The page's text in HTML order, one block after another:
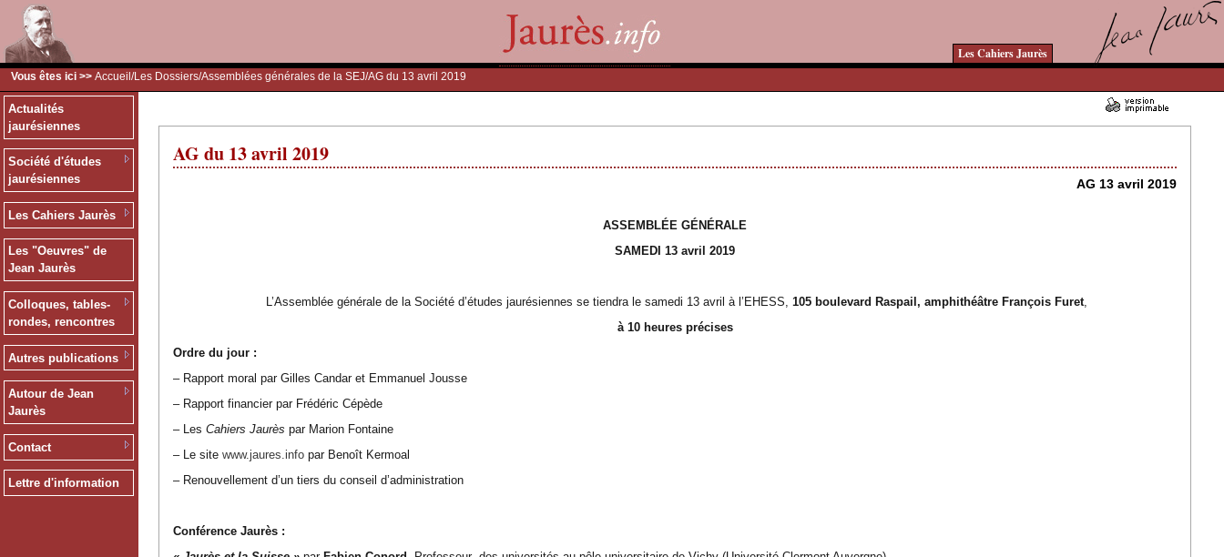
Les Cahiers Jaurès
Vous êtes ici >> Accueil /Les Dossiers/Assemblées générales de la SEJ/AG du 13 avril 2019
Actualités
jaurésiennes
Société d'études
jaurésiennes
Les Cahiers Jaurès
Les "Oeuvres" de
Jean Jaurès
Colloques, tables-
rondes, rencontres
Autres publications
Autour de Jean
Jaurès
Contact
Lettre d'information
AG du 13 avril 2019
AG 13 avril 2019
ASSEMBLÉE GÉNÉRALE
SAMEDI 13 avril 2019
L’Assemblée générale de la Société d’études jaurésiennes se tiendra le samedi 13 avril à l’EHESS,105 boulevard Raspail, amphithéâtre François Furet
à 10 heures précises
Ordre du jour :
– Rapport moral par Gilles Candar et Emmanuel Jousse
– Rapport financier par Frédéric Cépède
– Les Cahiers Jaurès par Marion Fontaine
– Le site www.jaures.info par Benoît Kermoal
– Renouvellement d’un tiers du conseil d’administration
Conférence Jaurès :